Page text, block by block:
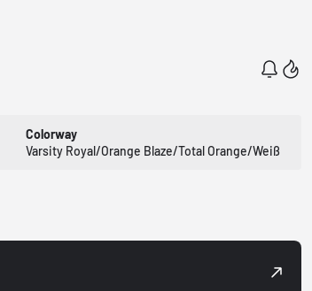
Colorway
Varsity Royal/Orange Blaze/Total Orange/Weiß